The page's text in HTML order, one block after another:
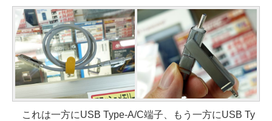
これは一方にUSB Type-A/C端子、もう一方にUSB Ty